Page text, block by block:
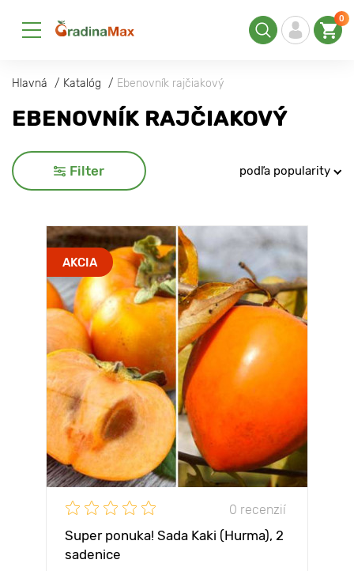
0
Hlavná Katalóg Ebenovník rajčiakový
EBENOVNÍK RAJČIAKOVÝ
Filter podľa popularity
AKCIA
0 recenzií
Super ponuka! Sada Kaki (Hurma), 2
sadenice